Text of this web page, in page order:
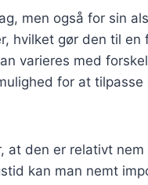
men også for sin
hvilket gør den til
varieres med
for at
at den er relativt
kan man nemt